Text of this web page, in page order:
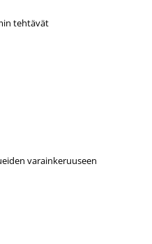
tehtävät
varainkeruuseen